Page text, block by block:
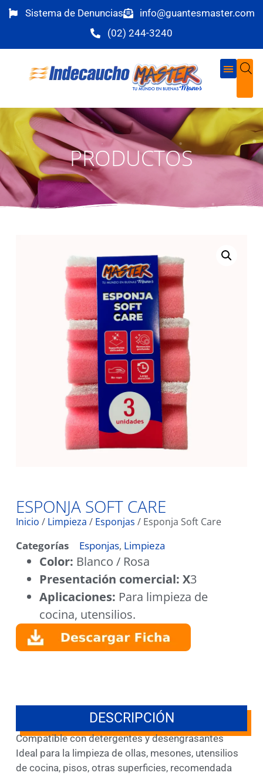
Sistema de Denuncias
info@guantesmaster.com
(02) 244-3240
PRODUCTOS
ESPONJA SOFT CARE
Inicio / Limpieza / Esponjas / Esponja Soft Care
Categorías Esponjas, Limpieza
Color: Blanco / Rosa
Presentación comercial: X3
Aplicaciones: Para limpieza de
cocina, utensilios.
DESCRIPCIÓN
Compatible con detergentes y desengrasantes
Ideal para la limpieza de ollas, mesones, utensilios
de cocina, pisos, otras superficies, recomendada